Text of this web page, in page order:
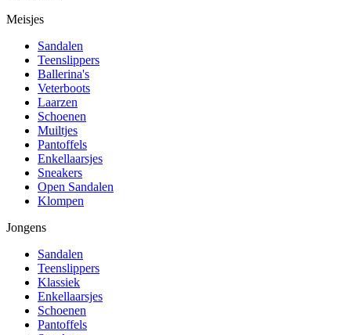
Meisjes
Sandalen
Teenslippers
Ballerina's
Veterboots
Laarzen
Schoenen
Muiltjes
Pantoffels
Enkellaarsjes
Sneakers
Open Sandalen
Klompen
Jongens
Sandalen
Teenslippers
Klassiek
Enkellaarsjes
Schoenen
Pantoffels